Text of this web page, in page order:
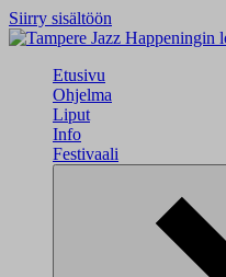
Siirry sisältöön
Etusivu
Ohjelma
Liput
Info
Festivaali